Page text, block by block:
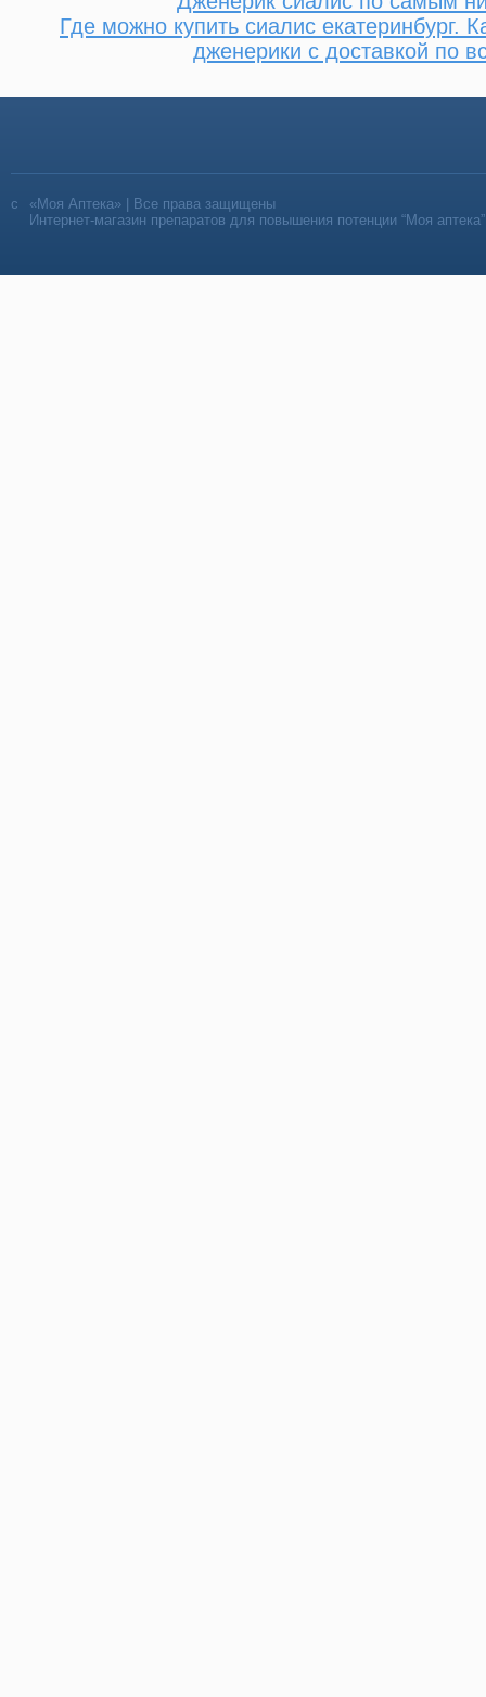
Где можно купить сиалис екатеринбург.
дженерики с доставкой по
«Моя Аптека» | Все права защищены
Интернет-магазин препаратов для повышения потенции “Моя